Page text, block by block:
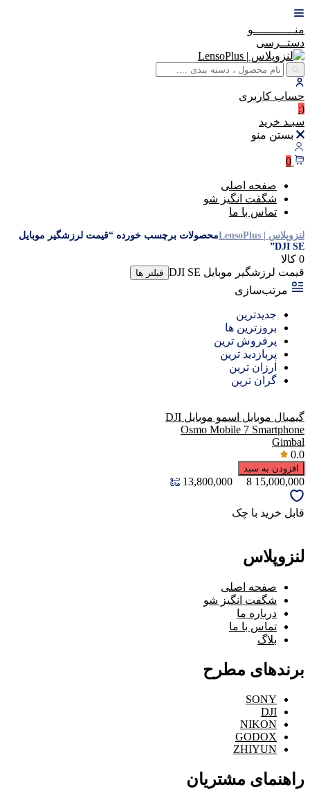
منــــــــــــو
دستــرسی
حساب کاربری
(:
سبـد خرید
بستن منو
0
صفحه اصلی
شگفت انگیز شو
تماس با ما
لنزوپلاس | LensoPlus
محصولات برچسب خورده “قیمت لرزشگیر موبایل
DJI SE”
0 کالا
قیمت لرزشگیر موبایل DJI SE
فیلتر ها
مرتب‌سازی
جدیدترین
بروزترین ها
پرفروش ترین
پربازدید ترین
ارزان ترین
گران ترین
گیمبال موبایل اسمو موبایل DJI
Osmo Mobile 7 Smartphone
Gimbal
0.0
افزودن به سبد
15,000,000
8
13,800,000
قابل خرید با چک
لنزوپلاس
صفحه اصلی
شگفت انگیز شو
درباره ما
تماس با ما
بلاگ
برندهای مطرح
SONY
DJI
NIKON
GODOX
ZHIYUN
راهنمای مشتریان